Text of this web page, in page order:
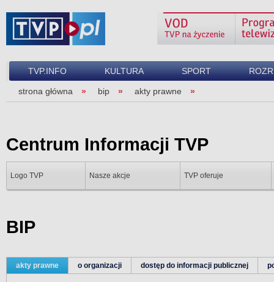
TVP.INFO KULTURA SPORT
strona główna bip akty prawne
Centrum Informacji TVP
Logo TVP Nasze akcje TVP oferuje
BIP
akty prawne o organizacji dostęp do informacji publicznej